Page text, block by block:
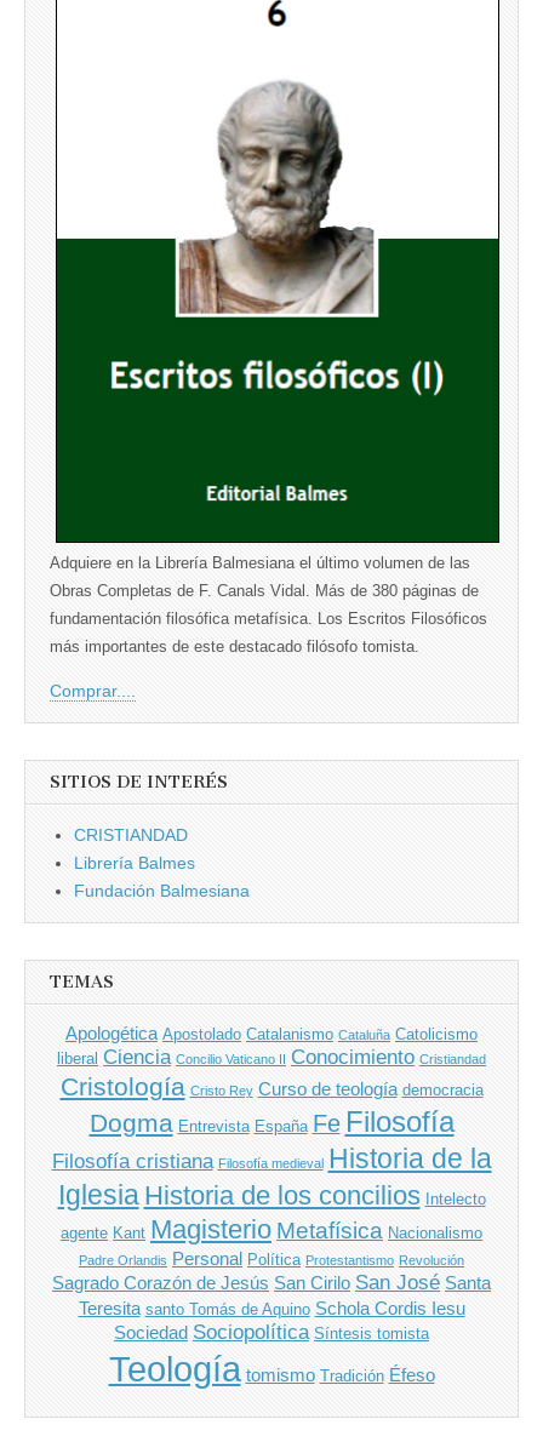
Adquiere en la Librería Balmesiana el último volumen de las
Obras Completas de F. Canals Vidal. Más de 380 páginas de
fundamentación filosófica metafísica. Los Escritos Filosóficos
más importantes de este destacado filósofo tomista.
Comprar....
SITIOS DE INTERÉS
CRISTIANDAD
Librería Balmes
Fundación Balmesiana
TEMAS
Apologética Apostolado Catalanismo Cataluña Catolicismo
liberal Ciencia Concilio Vaticano II Conocimiento Cristiandad
Cristología Cristo Rey Curso de teología democracia
Dogma Entrevista España Fe Filosofía
Filosofía cristiana Filosofía medieval Historia de la
Iglesia Historia de los concilios Intelecto
agente Kant Magisterio Metafísica Nacionalismo
Padre Orlandis Personal Política Protestantismo Revolución
Sagrado Corazón de Jesús San Cirilo San José Santa
Teresita santo Tomás de Aquino Schola Cordis Iesu
Sociedad Sociopolítica Síntesis tomista
Teología tomismo Tradición Éfeso